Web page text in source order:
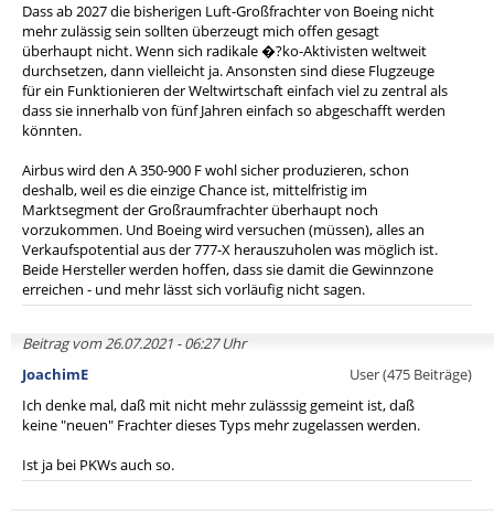
Dass ab 2027 die bisherigen Luft-Großfrachter von Boeing nicht
mehr zulässig sein sollten überzeugt mich offen gesagt
überhaupt nicht. Wenn sich radikale �?ko-Aktivisten weltweit
durchsetzen, dann vielleicht ja. Ansonsten sind diese Flugzeuge
für ein Funktionieren der Weltwirtschaft einfach viel zu zentral als
dass sie innerhalb von fünf Jahren einfach so abgeschafft werden
könnten.
Airbus wird den A 350-900 F wohl sicher produzieren, schon
deshalb, weil es die einzige Chance ist, mittelfristig im
Marktsegment der Großraumfrachter überhaupt noch
vorzukommen. Und Boeing wird versuchen (müssen), alles an
Verkaufspotential aus der 777-X herauszuholen was möglich ist.
Beide Hersteller werden hoffen, dass sie damit die Gewinnzone
erreichen - und mehr lässt sich vorläufig nicht sagen.
Beitrag vom 26.07.2021 - 06:27 Uhr
JoachimE
User (475 Beiträge)
Ich denke mal, daß mit nicht mehr zulässsig gemeint ist, daß
keine "neuen" Frachter dieses Typs mehr zugelassen werden.
Ist ja bei PKWs auch so.